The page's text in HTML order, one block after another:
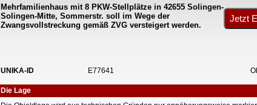
Mehrfamilienhaus mit 8 PKW-Stellplätze in 42655 Solingen-
Solingen-Mitte, Sommerstr. soll im Wege der
Zwangsvollstreckung gemäß ZVG versteigert werden.
UNIKA-ID E77641
Die Lage